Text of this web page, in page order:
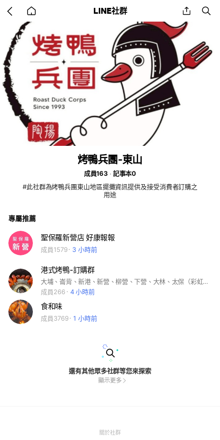
back LINE社群 share
烤鴨兵團-東山
成員163
記事本0
#此社群為烤鴨兵團東山地區擺攤資訊提供及接受消費者訂購之
用途
專屬推薦
聖保羅新營店 好康報報
成員1579 3 小時前
港式烤鴨-訂購群
大埔、崙背、新港、新營、柳營、下營、大林、太保（彩虹夜市）、麻魚寮，安定，後壁、梅山、鹽水 、北港、六甲、斗六、屏東 訂購行程、活動配合
成員266
4 小時前
食和味
成員3769 1 小時前
還有其他眾多社群等您來探索
顯示更多
關於社群(Open